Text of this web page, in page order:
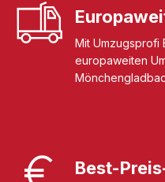
Mit Umzugsprofi
europaweiten
Best-